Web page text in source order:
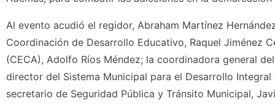
Al evento acudió el regidor, Abraham Martínez
Coordinación de Desarrollo Educativo, Raquel Jiménez
(CECA), Adolfo Ríos Méndez; la coordinadora general
director del Sistema Municipal para el Desarrollo
secretario de Seguridad Pública y Tránsito Municipal,